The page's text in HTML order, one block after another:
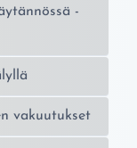
-
vakuutukset